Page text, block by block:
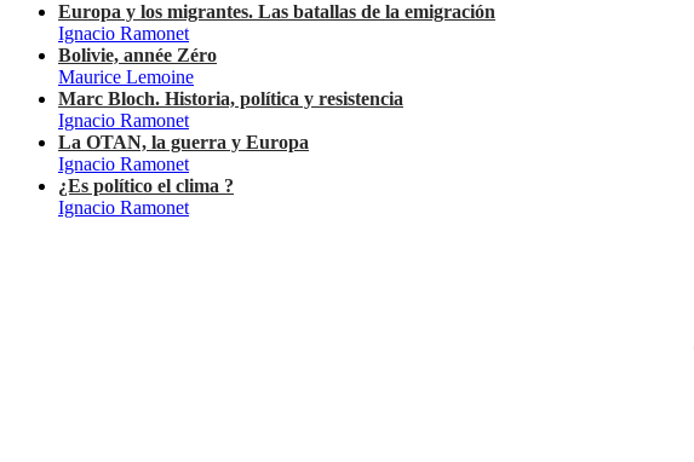
Europa y los migrantes. Las batallas de la emigración
Ignacio Ramonet
Bolivie, année Zéro
Maurice Lemoine
Marc Bloch. Historia, política y resistencia
Ignacio Ramonet
La OTAN, la guerra y Europa
Ignacio Ramonet
¿Es político el clima ?
Ignacio Ramonet